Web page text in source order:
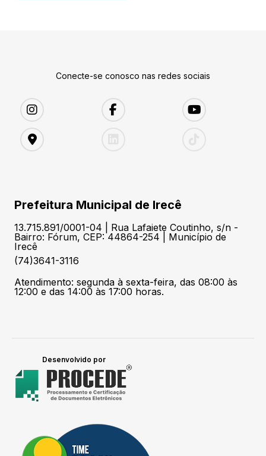
Conecte-se conosco nas redes sociais
Prefeitura Municipal de Irecê
13.715.891/0001-04 | Rua Lafaiete Coutinho, s/n -
Bairro: Fórum, CEP: 44864-254 | Município de
Irecê
(74)3641-3116
Atendimento: segunda à sexta-feira, das 08:00 às
12:00 e das 14:00 às 17:00 horas.
Desenvolvido por